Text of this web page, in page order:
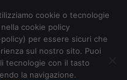
cookie o tecnologie
cookie policy
per essere sicuri che
sul nostro sito. Puoi
tecnologie con il tasto
la navigazione.